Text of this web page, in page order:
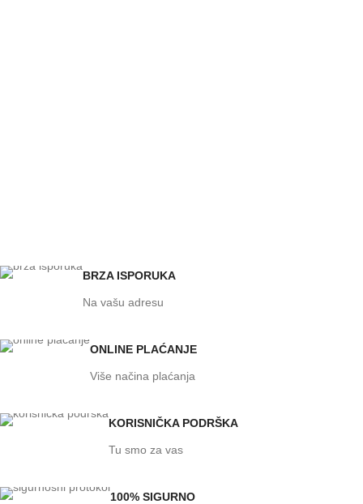
BRZA ISPORUKA
Na vašu adresu
ONLINE PLAĆANJE
Više načina plaćanja
KORISNIČKA PODRŠKA
Tu smo za vas
100% SIGURNO